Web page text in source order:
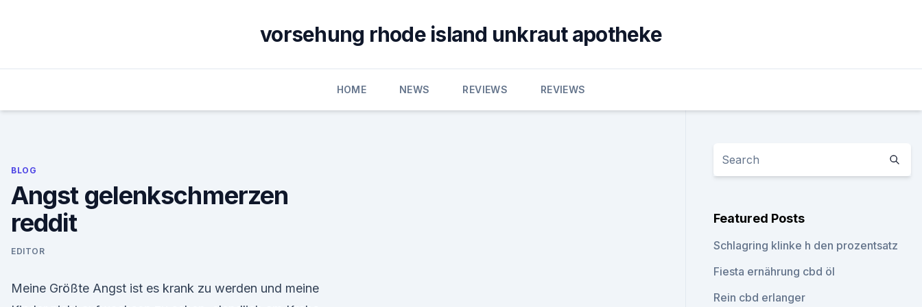
vorsehung rhode island unkraut apotheke
HOME NEWS REVIEWS REVIEWS
BLOG
Angst gelenkschmerzen
reddit
EDITOR
Meine Größte Angst ist es krank zu werden und meine
Featured Posts
Schlagring klinke h den prozentsatz
Fiesta ernährung cbd öl
Rein cbd erlanger